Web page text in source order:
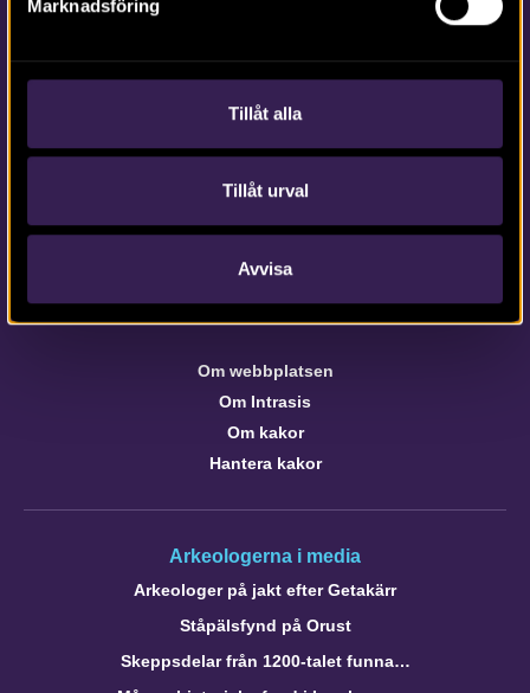
Marknadsföring
Tillåt alla
Tillåt urval
Avvisa
Tfn vx: 010-480 80 00
info@arkeologerna.com
Om webbplatsen
Om webbplatsen
Om Intrasis
Om kakor
Hantera kakor
Arkeologerna i media
Arkeologer på jakt efter Getakärr
Ståpälsfynd på Orust
Skeppsdelar från 1200-talet funna…